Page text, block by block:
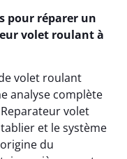
pour réparer un
volet roulant à
volet roulant
analyse complète
volet
et le système
du